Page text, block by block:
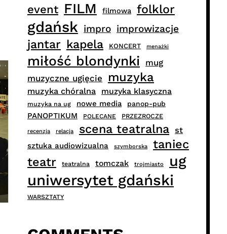
event FILM filmowa folklor
gdańsk impro improwizacje
jantar kapela KONCERT menażki
miłość blondynki mug
muzyczne ugięcie muzyka
muzyka chóralna muzyka klasyczna
muzyka na ug nowe media panop-pub
PANOPTIKUM POLECANE PRZEZROCZE
recenzja relacja scena teatralna st
sztuka audiowizualna szymborska
taniec
teatr
teatralna tomczak trojmiasto
ug
uniwersytet gdański
WARSZTATY